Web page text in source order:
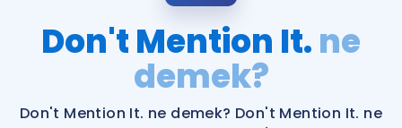
Şifremi Hatırlamıyorum
Katılımcı Görüşleri
Faydalı Araçlar
Don't Mention It.ne
demek?
Don't Mention It. ne demek? Don't Mention It. ne